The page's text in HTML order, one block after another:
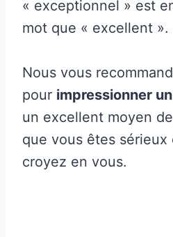
« exceptionnel » est
mot que « excellent ».
Nous vous
pour impressionner
un excellent moyen
que vous êtes sérieux
croyez en vous.